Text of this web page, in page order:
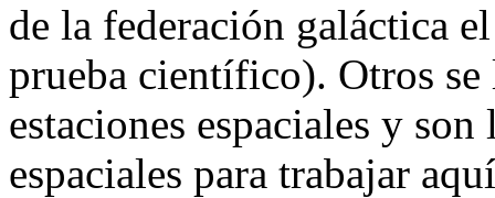
de la federación galáctica
prueba científico). Otros
estaciones espaciales y
espaciales para trabajar